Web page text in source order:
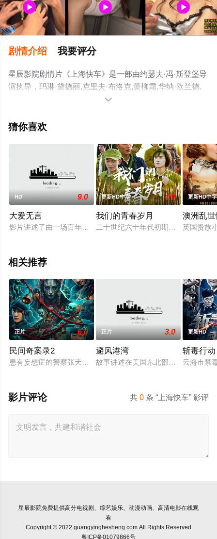
剧情介绍 我要评分
星辰影院剧情片《上海快车》是一部由约瑟夫·冯·斯登堡导
演执导，玛琳·黛德丽,克里夫·布洛克,黄柳霜,华纳·欧兰德,
尤金·佩里特,劳伦斯·格兰特,Louise,Closser,Hale,古斯塔夫·
瑞,George,等演员精彩演绎的美国电影，手机免费观看高清
移步至豆瓣电影、电视猫或剧情网等平台了解。

猜你喜欢
HD 9.0
大爱无言
影片讲述了由一场百年不遇的特大洪水而引发的空前劫难，洪
更新HD中字 4.0
我们的青春岁月
二十世纪六十年代初期，数万上海青
更新HD中字
澳洲乱
英国贵族
相关推荐
正片 6.0
民间奇案录2
患有妄想症的警察张天盛遇上一起离奇的神像杀人事件，勘案过
正片 3.0
避风港湾
故事讲述在美国东北部一个小镇的农
更新HD
斩毒行动
云海市禁
共0 条 “上海快车” 影评
影片评论
星辰影院免费提供高分电视剧、综艺娱乐、动漫动画、高清电影在线观
看
Copyright © 2022 guangyinghesheng.com All Rights Reserved
粤ICP备01079866号